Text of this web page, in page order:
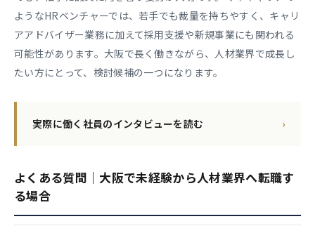
ようなHRベンチャーでは、若手でも裁量を持ちやすく、キャリ
アアドバイザー業務に加えて採用支援や新規事業にも関われる
可能性があります。大阪で長く働きながら、人材業界で成長し
たい方にとって、検討候補の一つになります。
実際に働く社員のインタビューを読む ›
よくある質問｜大阪で未経験から人材業界へ転職す
る場合